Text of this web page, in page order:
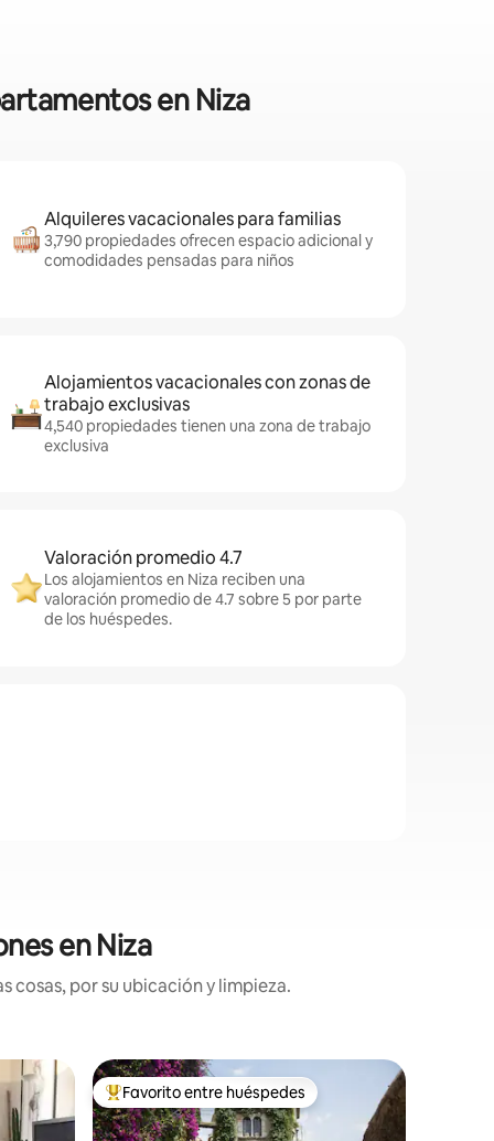
en Niza
Alquileres vacacionales para familias
3,790 propiedades ofrecen espacio adicional y
comodidades pensadas para niños
Alojamientos vacacionales con zonas de
trabajo exclusivas
4,540 propiedades tienen una zona de trabajo
exclusiva
Valoración promedio 4.7
Los alojamientos en Niza reciben una
valoración promedio de 4.7 sobre 5 por parte
de los huéspedes.
en Niza
cosas, por su ubicación y limpieza.
Favorito entre huéspedes preferido
Favorito entre huéspedes